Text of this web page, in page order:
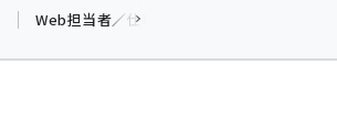
Web担当者／仕事